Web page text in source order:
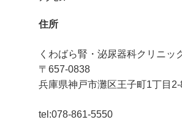
住所
くわばら腎・泌尿器科クリニッ
〒657-0838
兵庫県神戸市灘区王子町1丁目2-
tel:078-861-5550